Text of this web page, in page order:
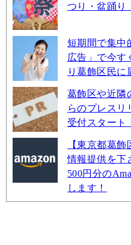
つり・盆踊り
短期間で集中
広告」で今す
り葛飾区民に
葛飾区や近隣
らのプレスリ
受付スタート
【東京都葛
情報提供を下
500円分の
します！